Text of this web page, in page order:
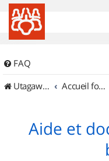
FAQ
UtagawaVTT (Randos VTT et VTTAE avec traces GPS)
Accueil forum
Aide et